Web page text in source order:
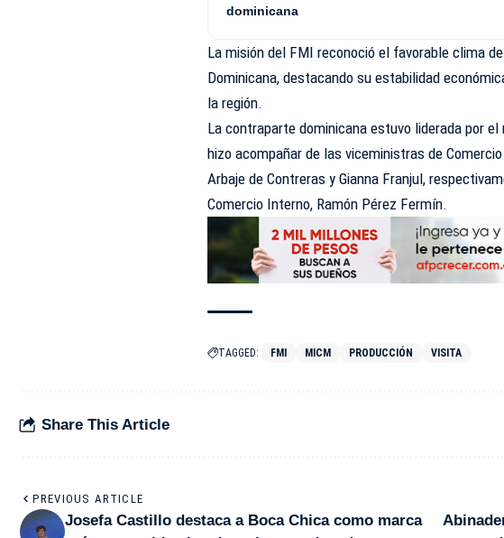
dominicana
La misión del FMI reconoció el favorable clima
Dominicana, destacando su estabilidad
la región.
La contraparte dominicana estuvo liderada por
hizo acompañar de las viceministras de
Arbaje de Contreras y Gianna Franjul,
Comercio Interno, Ramón Pérez Fermín.
TAGGED: FMI MICM PRODUCCIÓN VISITA
Share This Article
PREVIOUS ARTICLE
Josefa Castillo destaca a Boca Chica como marca